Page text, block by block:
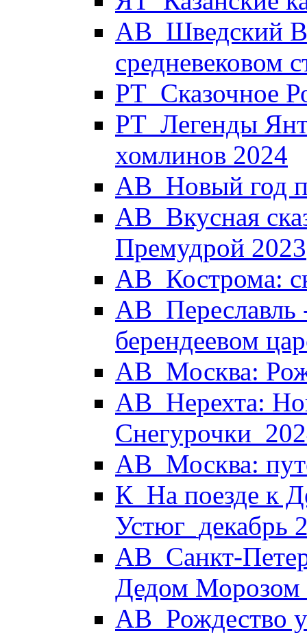
АВ_Шведский
средневековом
РТ_Сказочное
РТ_Легенды
хомлинов 2024
АВ_Новый год
АВ_Вкусная
Премудрой 2023
АВ_Кострома:
АВ_Переславль
берендеевом
АВ_Москва:
АВ_Нерехта:
АВ_Москва:
К_На поезде к
Устюг_декабрь
АВ_Санкт-
Дедом
АВ_Рождество